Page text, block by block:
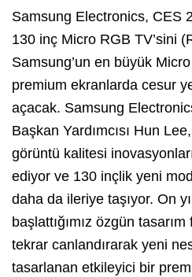
Samsung Electronics, CES
130 inç Micro RGB TV’sini
Samsung’un en büyük
premium ekranlarda cesur
açacak. Samsung
Başkan Yardımcısı Hun
görüntü kalitesi
ediyor ve 130 inçlik yeni
daha da ileriye taşıyor. On
başlattığımız özgün
tekrar canlandırarak yeni
tasarlanan etkileyici bir